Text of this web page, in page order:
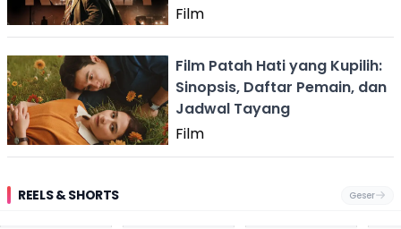
Film
Film Patah Hati yang Kupilih:
Sinopsis, Daftar Pemain, dan
Jadwal Tayang
Film
REELS & SHORTS Geser
Festival Ekstrem